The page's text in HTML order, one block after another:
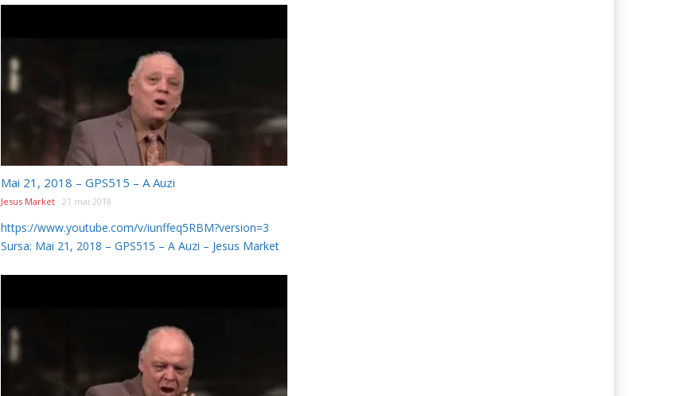
Mai 21, 2018 – GPS515 – A Auzi
Jesus Market 21 mai 2018
https://www.youtube.com/v/iunffeq5RBM?version=3
Sursa: Mai 21, 2018 – GPS515 – A Auzi – Jesus Market